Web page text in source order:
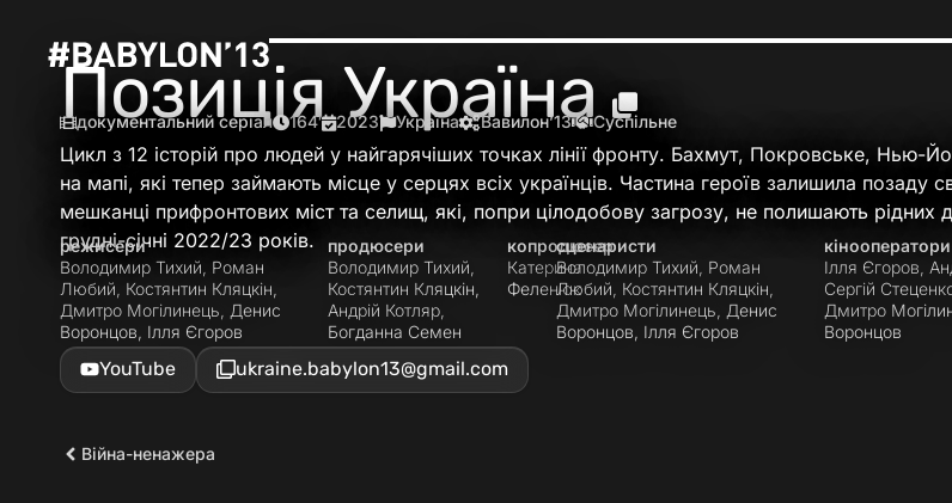
Позиція Україна
документальний серіал 164′ 2023 Україна Вавилон’13 Суспільне
Цикл з 12 історій про людей у найгарячіших точках лінії фронту. Бахмут, Покровське,
на мапі, які тепер займають місце у серцях всіх українців. Частина героїв залишила
мешканці прифронтових міст та селищ, які, попри цілодобову загрозу, не полишають рідних
грудні-січні 2022/23 років.
режисери
Володимир Тихий, Роман
Любий, Костянтин Кляцкін,
Дмитро Могілинець, Денис
Воронцов, Ілля Єгоров
продюсери
Володимир Тихий,
Костянтин Кляцкін,
Андрій Котляр,
Богданна Семен
копродюсер
Катерина
Феленюк
сценаристи
Володимир Тихий, Роман
Любий, Костянтин Кляцкін,
Дмитро Могілинець, Денис
Воронцов, Ілля Єгоров
кінооператори
Ілля Єгоров,
Сергій
Дмитро
Воронцов
YouTube ukraine.babylon13@gmail.com
Війна-ненажера